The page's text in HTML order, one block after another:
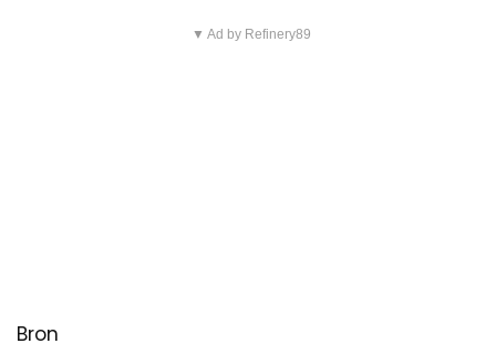
▼ Ad by Refinery89
Bron